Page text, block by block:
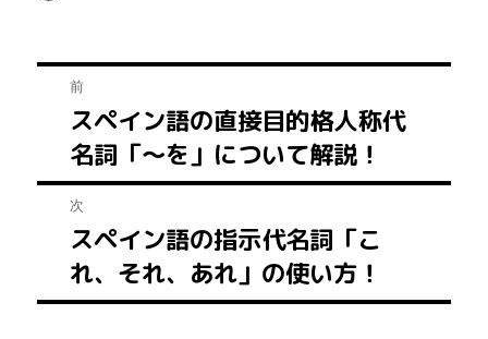
ナ
前
前
の
投
稿:
スペイン語の直接目的格人称代
名詞「～を」について解説！
次
次
の
投
スペイン語の指示代名詞「こ
れ、それ、あれ」の使い方！